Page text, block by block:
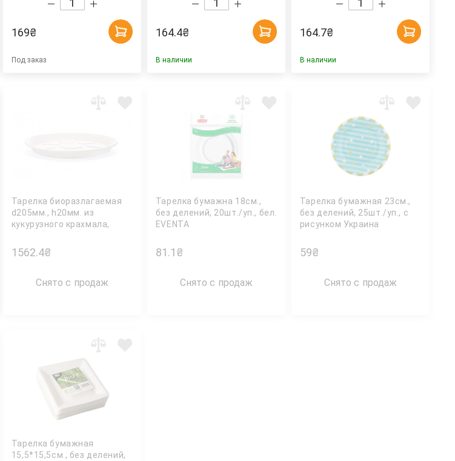
169₴
Под заказ
164.4₴
В наличии
164.7₴
В наличии
Тарелка биоразлагаемая
d205мм., h20мм. из
кукурузного крахмала,
1562.4₴
Снято с продаж
Тарелка бумажна 18см.,
без делений, 20шт./уп., бел.
EVENTA
81.1₴
Снято с продаж
Тарелка бумажная 23см.,
без делений, 25шт./уп., с
рисунком Украина
59₴
Снято с продаж
Тарелка бумажная
15,5*15,5см., без делений,